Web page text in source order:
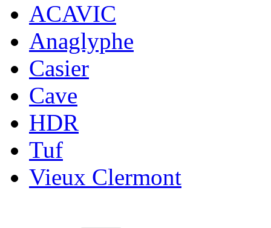
ACAVIC
Anaglyphe
Casier
Cave
HDR
Tuf
Vieux Clermont